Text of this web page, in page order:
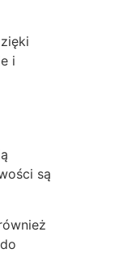
i
są